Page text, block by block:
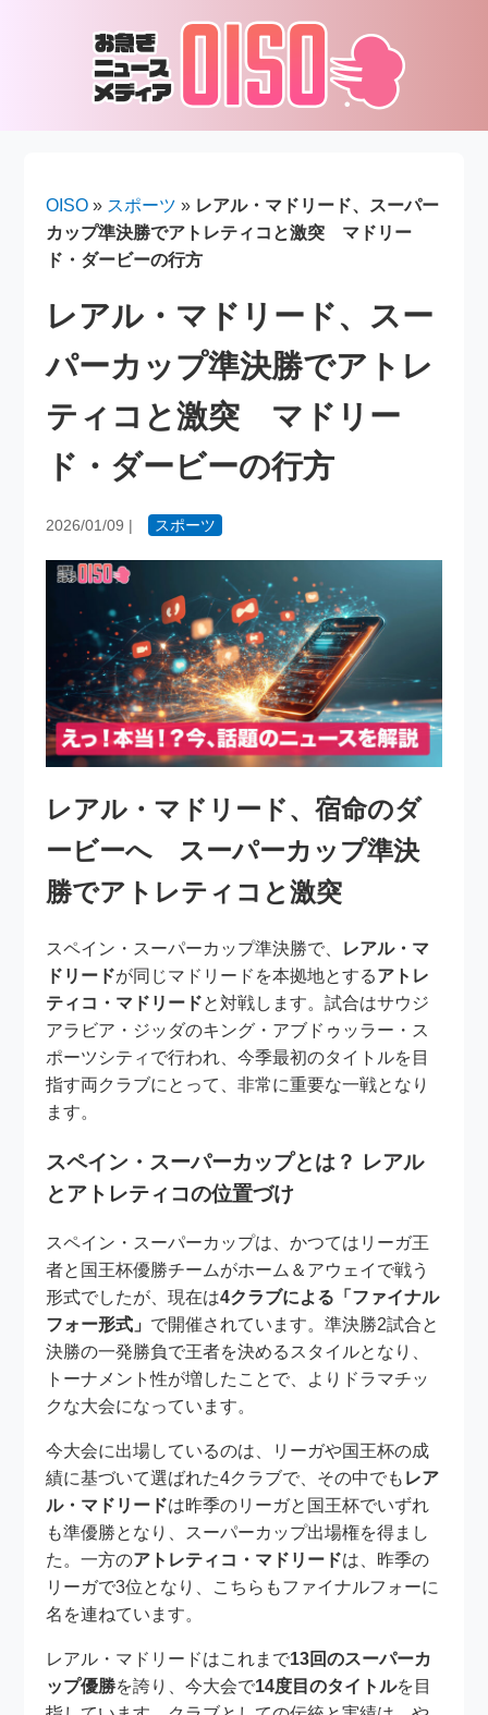
OISO » スポーツ » レアル・マドリード、スーパー
カップ準決勝でアトレティコと激突 マドリー
ド・ダービーの行方
レアル・マドリード、スー
パーカップ準決勝でアトレ
ティコと激突 マドリー
ド・ダービーの行方
2026/01/09 | スポーツ
レアル・マドリード、宿命のダ
ービーへ スーパーカップ準決
勝でアトレティコと激突
スペイン・スーパーカップ準決勝で、 レアル・マ
ドリードが同じマドリードを本拠地とするアトレ
ティコ・マドリードと対戦します。試合はサウジ
アラビア・ジッダのキング・アブドゥッラー・ス
ポーツシティで行われ、今季最初のタイトルを目
指す両クラブにとって、非常に重要な一戦となり
ます。
スペイン・スーパーカップとは？ レアル
とアトレティコの位置づけ
スペイン・スーパーカップは、かつてはリーガ王
者と国王杯優勝チームがホーム＆アウェイで戦う
形式でしたが、現在は4クラブによる「ファイナル
フォー形式」 で開催されています。準決勝2試合と
決勝の一発勝負で王者を決めるスタイルとなり、
トーナメント性が増したことで、よりドラマチッ
クな大会になっています。
今大会に出場しているのは、リーガや国王杯の成
績に基づいて選ばれた4クラブで、その中でも レア
ル・マドリードは昨季のリーガと国王杯でいずれ
も準優勝となり、スーパーカップ出場権を得まし
た。一方のアトレティコ・マドリードは、昨季の
リーガで3位となり、こちらもファイナルフォーに
名を連ねています。
レアル・マドリードはこれまで13回のスーパーカ
ップ優勝を誇り、今大会で14度目のタイトルを目